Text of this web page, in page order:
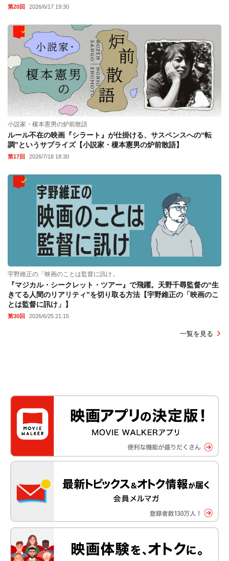
第20回 2026/6/17 19:30
小説家・榎本憲男の炉前散語
ルール不在の映画『シラート』が仕掛ける、サスペンスへの“転
調”というサプライズ【小説家・榎本憲男の炉前散語】
第17回 2026/7/18 18:30
宇野維正の「映画のことは監督に訊け」
『マジカル・シークレット・ツアー』で飛躍。天野千尋監督の“生
きてる人間のリアリティ”を切り取る方法【宇野維正の「映画のこ
とは監督に訊け」】
第30回 2026/6/25 21:15
一覧を見る